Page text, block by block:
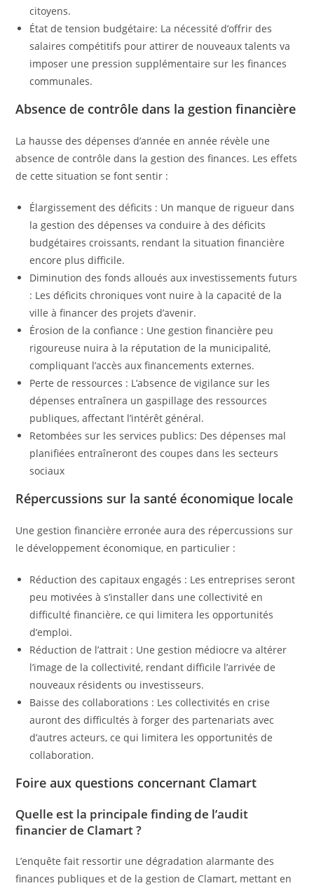
citoyens.
État de tension budgétaire: La nécessité d’offrir des
salaires compétitifs pour attirer de nouveaux talents va
imposer une pression supplémentaire sur les finances
communales.
Absence de contrôle dans la gestion financière
La hausse des dépenses d’année en année révèle une
absence de contrôle dans la gestion des finances. Les effets
de cette situation se font sentir :
Élargissement des déficits : Un manque de rigueur dans
la gestion des dépenses va conduire à des déficits
budgétaires croissants, rendant la situation financière
encore plus difficile.
Diminution des fonds alloués aux investissements futurs
: Les déficits chroniques vont nuire à la capacité de la
ville à financer des projets d’avenir.
Érosion de la confiance : Une gestion financière peu
rigoureuse nuira à la réputation de la municipalité,
compliquant l’accès aux financements externes.
Perte de ressources : L’absence de vigilance sur les
dépenses entraînera un gaspillage des ressources
publiques, affectant l’intérêt général.
Retombées sur les services publics: Des dépenses mal
planifiées entraîneront des coupes dans les secteurs
sociaux
Répercussions sur la santé économique locale
Une gestion financière erronée aura des répercussions sur
le développement économique, en particulier :
Réduction des capitaux engagés : Les entreprises seront
peu motivées à s’installer dans une collectivité en
difficulté financière, ce qui limitera les opportunités
d’emploi.
Réduction de l’attrait : Une gestion médiocre va altérer
l’image de la collectivité, rendant difficile l’arrivée de
nouveaux résidents ou investisseurs.
Baisse des collaborations : Les collectivités en crise
auront des difficultés à forger des partenariats avec
d’autres acteurs, ce qui limitera les opportunités de
collaboration.
Foire aux questions concernant Clamart
Quelle est la principale finding de l’audit
financier de Clamart ?
L’enquête fait ressortir une dégradation alarmante des
finances publiques et de la gestion de Clamart, mettant en